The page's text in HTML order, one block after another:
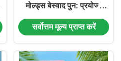
मोल्ड्स बेस्वाद पुन: प्रयोज्य
स्पिल प्रूफ
सर्वोत्तम मूल्य प्राप्त करें